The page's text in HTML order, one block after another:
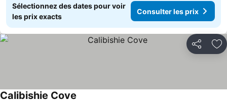
Sélectionnez des dates pour voir
les prix exacts
Consulter les prix
Partager
Calibishie Cove